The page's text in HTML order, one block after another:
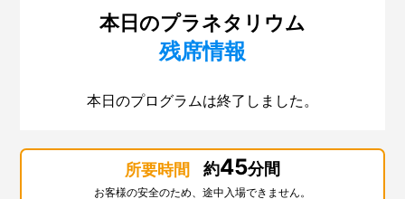
本日のプラネタリウム
残席情報
本日のプログラムは終了しました。
所要時間 約45分間
お客様の安全のため、途中入場できません。